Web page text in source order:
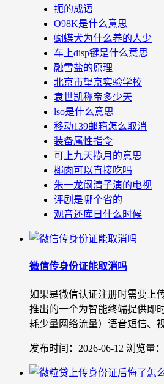
扼的成语
O98K是什么意思
蝴蝶犬为什么养的人少
车上disp键是什么意思
融雪盐的原理
北京市望京实验学校
袁世凯称帝多少天
lso是什么意思
移动139邮箱怎么取消
装备属性指令
可上九天揽月的意思
椰肉可以直接吃吗
朱一龙阚清子演的电视
评剧是哪个省的
观音还库日什么时候
微信传身份证能取消吗
如果是微信认证注册时需要上
推出的一个为智能终端提供即
耗少量网络流量）语音短信、
发布时间：2026-06-12 浏览量